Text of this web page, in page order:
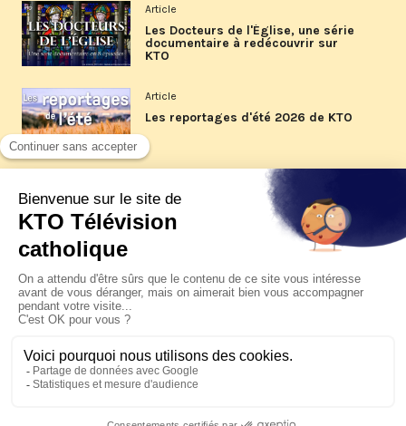
Article
Les Docteurs de l'Église, une série
documentaire à redécouvrir sur
KTO
Article
Les reportages d'été 2026 de KTO
La visite pastorale du pape Léon
XIV à Assise à suivre sur KTO le
jeudi 6 août
Le pape en Uruguay, Argentine et
Pérou du 6 au 17 novembre 2026
© KTO 2026 —Contact